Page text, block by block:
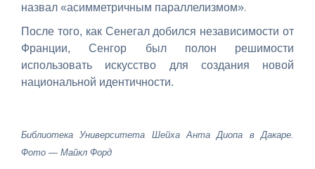
назвал «асимметричным параллелизмом».
После того, как Сенегал добился независимости от
Франции, Сенгор был полон решимости
использовать искусство для создания новой
национальной идентичности.
Библиотека Университета Шейха Анта Диопа в Дакаре.
Фото — Майкл Форд